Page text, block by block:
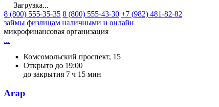
Загрузка...
8 (800) 555-35-35 8 (800) 555-43-30 +7 (982) 481-82-82
займы физлицам наличными и онлайн
микрофинансовая организация
...
Комсомольский проспект, 15
Открыто до 19:00
до закрытия 7 ч 15 мин
Агар